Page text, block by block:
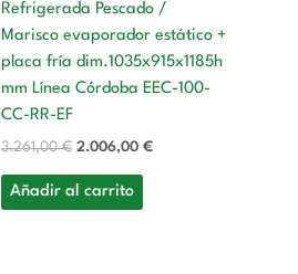
Refrigerada Pescado /
Marisco evaporador estático +
placa fría dim.1035x915x1185h
mm Línea Córdoba EEC-100-
CC-RR-EF
3.261,00€ 2.006,00 €
Añadir al carrito